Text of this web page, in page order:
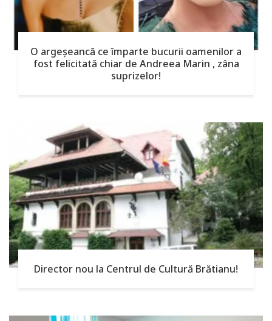
O argeşeancă ce împarte bucurii oamenilor a
fost felicitată chiar de Andreea Marin , zâna
suprizelor!
Director nou la Centrul de Cultură Brătianu!